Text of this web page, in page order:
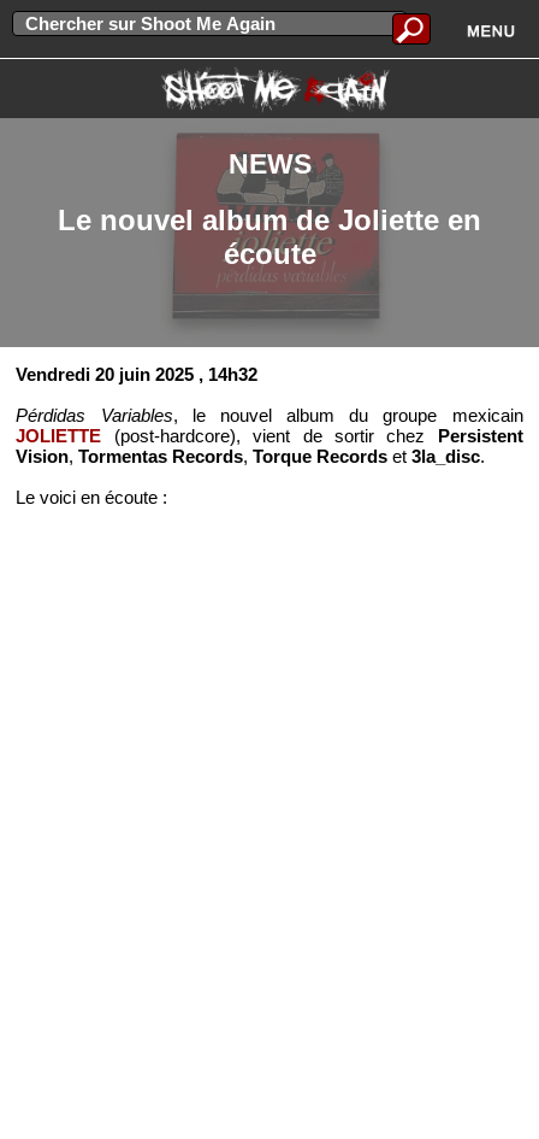
NEWS
Le nouvel album de Joliette en
écoute
Vendredi 20 juin 2025 , 14h32
Pérdidas Variables, le nouvel album du groupe mexicain
JOLIETTE (post-hardcore), vient de sortir chez Persistent
Vision,Tormentas Records,Torque Records et3la_disc.
Le voici en écoute :